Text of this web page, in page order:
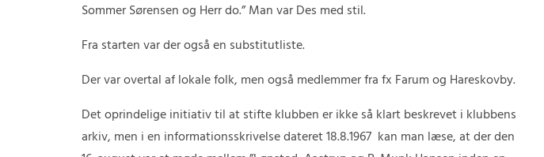
Sommer Sørensen og Herr do.” Man var Des med stil.
Fra starten var der også en substitutliste.
Der var overtal af lokale folk, men også medlemmer fra fx Farum og Hareskovby.
Det oprindelige initiativ til at stifte klubben er ikke så klart beskrevet i klubbens
arkiv, men i en informationsskrivelse dateret 18.8.1967 kan man læse, at der den